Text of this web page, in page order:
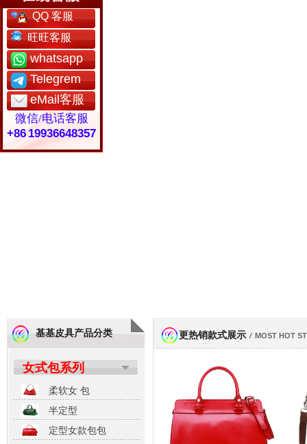
基基皮具产品分类
女式包系列
柔软女 包
半定型
定型女款包包
更热销款式展示 / MOST HOT
QQ 客服
旺旺客服
whatsapp
Telegrem
eMail客服
微信/电话客服
+86 19936648357